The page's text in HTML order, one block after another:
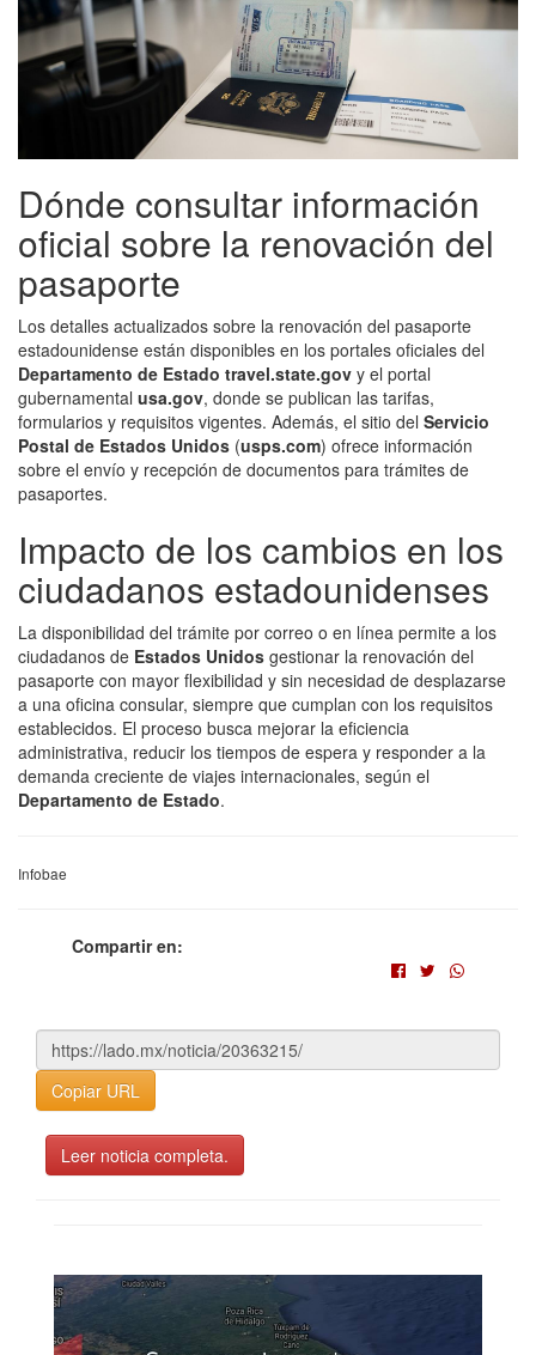
Dónde consultar información
oficial sobre la renovación del
pasaporte
Los detalles actualizados sobre la renovación del pasaporte
estadounidense están disponibles en los portales oficiales del
Departamento de Estado travel.state.gov y el portal
gubernamental usa.gov, donde se publican las tarifas,
formularios y requisitos vigentes. Además, el sitio del Servicio
Postal de Estados Unidos (usps.com) ofrece información
sobre el envío y recepción de documentos para trámites de
pasaportes.
Impacto de los cambios en los
ciudadanos estadounidenses
La disponibilidad del trámite por correo o en línea permite a los
ciudadanos de Estados Unidos gestionar la renovación del
pasaporte con mayor flexibilidad y sin necesidad de desplazarse
a una oficina consular, siempre que cumplan con los requisitos
establecidos. El proceso busca mejorar la eficiencia
administrativa, reducir los tiempos de espera y responder a la
demanda creciente de viajes internacionales, según el
Departamento de Estado.
Infobae
Compartir en:
Copiar URL
Leer noticia completa.